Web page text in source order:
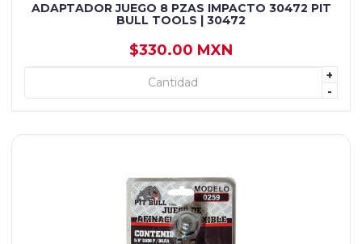
ADAPTADOR JUEGO 8 PZAS IMPACTO 30472 PIT
BULL TOOLS | 30472
$330.00 MXN
+
-
+ AGREGAR